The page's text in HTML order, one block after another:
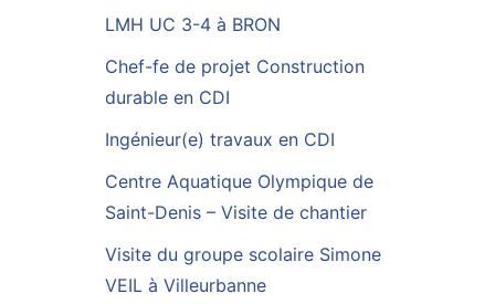
LMH UC 3-4 à BRON
Chef-fe de projet Construction
durable en CDI
Ingénieur(e) travaux en CDI
Centre Aquatique Olympique de
Saint-Denis – Visite de chantier
Visite du groupe scolaire Simone
VEIL à Villeurbanne